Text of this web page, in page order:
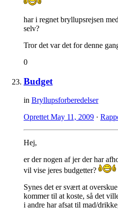
har i regnet bryllupsrejsen
selv?
Tror det var det for denne
0
Budget
in Bryllupsforberedelser
Oprettet May 11, 2009 ·
Hej,
er der nogen af jer der har
vil vise jeres budgetter?
Synes det er svært at
kommer til at koste, så det
i andre har afsat til mad/